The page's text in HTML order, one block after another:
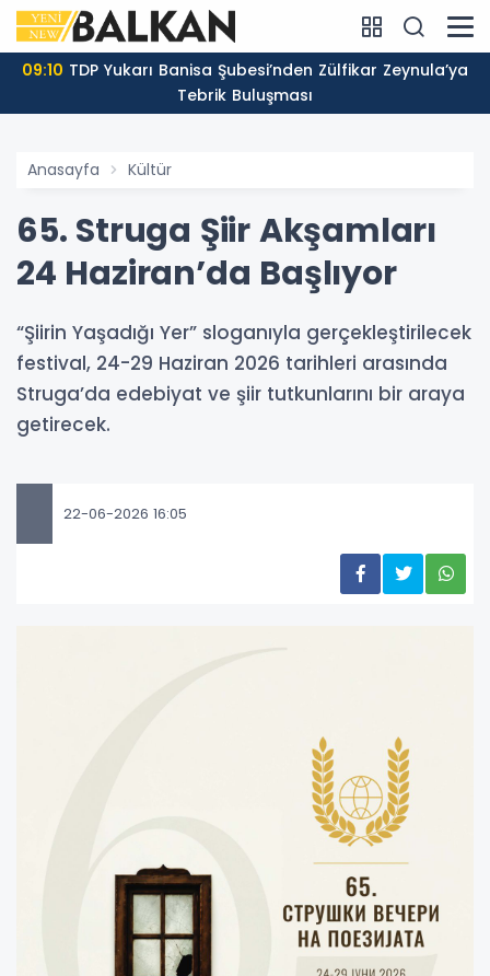
09:10
Tebrik Buluşması
Anasayfa Kültür
65. Struga Şiir Akşamları
24 Haziran’da Başlıyor
“Şiirin Yaşadığı Yer” sloganıyla gerçekleştirilecek
festival, 24-29 Haziran 2026 tarihleri arasında
Struga’da edebiyat ve şiir tutkunlarını bir araya
getirecek.
22-06-2026 16:05